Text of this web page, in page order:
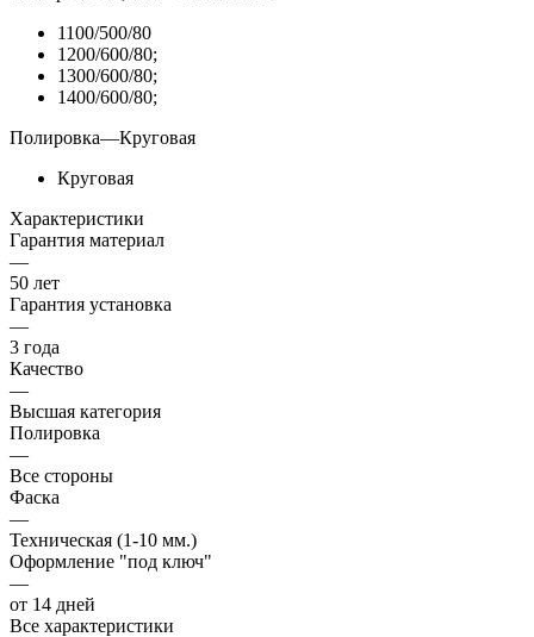
1100/500/80
1200/600/80;
1300/600/80;
1400/600/80;
Полировка—Круговая
Круговая
Характеристики
Гарантия материал
—
50 лет
Гарантия установка
—
3 года
Качество
—
Высшая категория
Полировка
—
Все стороны
Фаска
—
Техническая (1-10 мм.)
Оформление "под ключ"
—
от 14 дней
Все характеристики